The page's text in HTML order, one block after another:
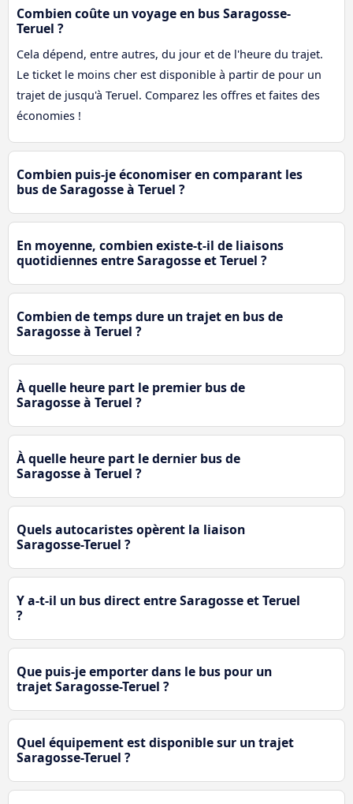
Combien coûte un voyage en bus Saragosse-
Teruel ?
Cela dépend, entre autres, du jour et de l'heure du trajet.
Le ticket le moins cher est disponible à partir de pour un
trajet de jusqu'à Teruel. Comparez les offres et faites des
économies !
Combien puis-je économiser en comparant les
bus de Saragosse à Teruel ?
En moyenne, combien existe-t-il de liaisons
quotidiennes entre Saragosse et Teruel ?
Combien de temps dure un trajet en bus de
Saragosse à Teruel ?
À quelle heure part le premier bus de
Saragosse à Teruel ?
À quelle heure part le dernier bus de
Saragosse à Teruel ?
Quels autocaristes opèrent la liaison
Saragosse-Teruel ?
Y a-t-il un bus direct entre Saragosse et Teruel
?
Que puis-je emporter dans le bus pour un
trajet Saragosse-Teruel ?
Quel équipement est disponible sur un trajet
Saragosse-Teruel ?